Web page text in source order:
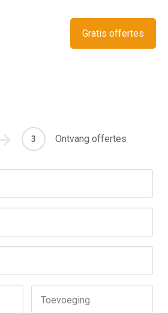
Gratis offertes
3 Ontvang offertes
Toevoeging